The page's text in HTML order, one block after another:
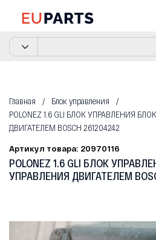
Главная
Блок управления
POLONEZ 1.6 GLI БЛОК УПРАВЛЕНИЯ
ДВИГАТЕЛЕМ BOSCH 261204242
Артикул товара: 20970116
POLONEZ 1.6 GLI БЛОК
УПРАВЛЕНИЯ ДВИГАТЕЛЕМ